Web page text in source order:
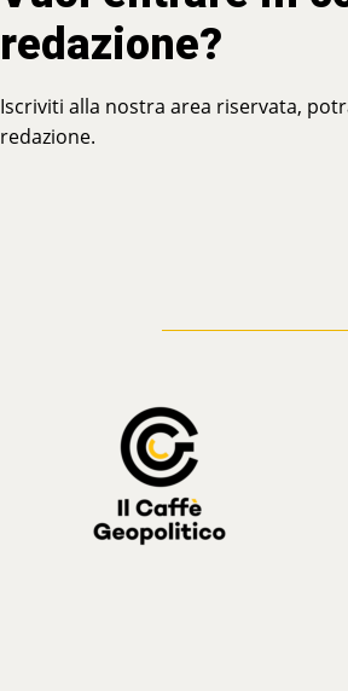
redazione?
Iscriviti alla nostra area riservata,
redazione.